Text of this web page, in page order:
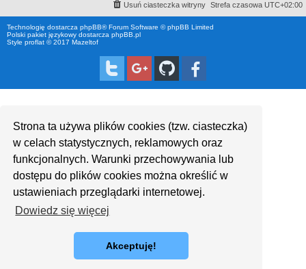
Strona ta używa plików cookies (tzw. ciasteczka)
w celach statystycznych, reklamowych oraz
funkcjonalnych. Warunki przechowywania lub
dostępu do plików cookies można określić w
ustawieniach przeglądarki internetowej.
Dowiedz się więcej
Akceptuję!
Strefa czasowa UTC+02:00
Usuń ciasteczka witryny
Technologię dostarcza phpBB® Forum Software © phpBB Limited
Polski pakiet językowy dostarcza phpBB.pl
Style proflat © 2017 Mazeltof